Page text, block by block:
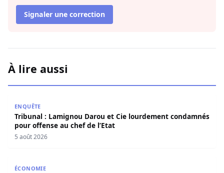
Signaler une correction
À lire aussi
ENQUÊTE
Tribunal : Lamignou Darou et Cie lourdement condamnés
pour offense au chef de l’Etat
5 août 2026
ÉCONOMIE